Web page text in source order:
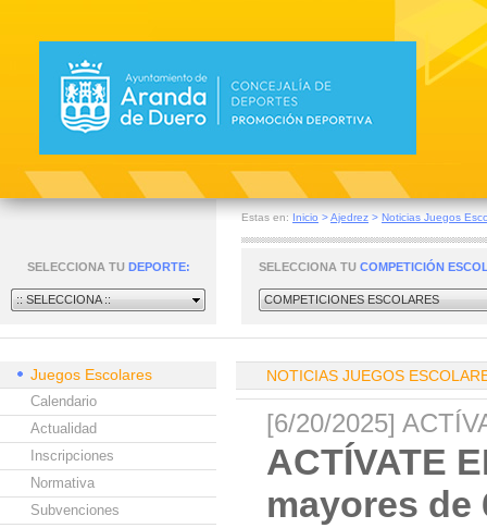
Estas en: Inicio >Ajedrez > Noticias Juegos
SELECCIONA TU DEPORTE:
:: SELECCIONA ::
SELECCIONA TU COMPETICIÓN
COMPETICIONES ESCOLARES
Juegos Escolares
Calendario
Actualidad
Inscripciones
Normativa
Subvenciones
NOTICIAS JUEGOS
[6/20/2025]
ACTÍVATE
mayores de